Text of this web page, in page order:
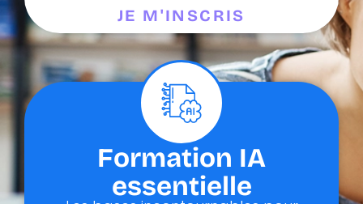
JE M'INSCRIS
Formation IA
essentielle